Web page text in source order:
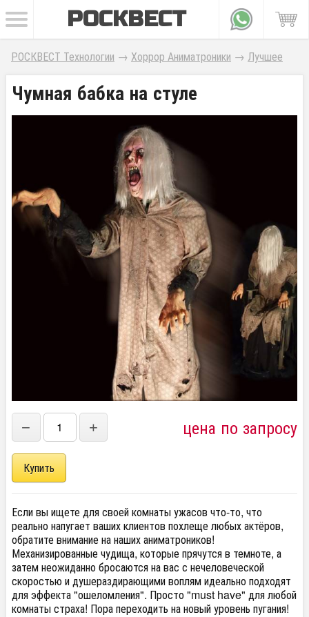
РОСКВЕСТ
РОСКВЕСТ Технологии → Хоррор Аниматроники → Лучшее
Чумная бабка на стуле
− + цена по запросу
Если вы ищете для своей комнаты ужасов что-то, что
реально напугает ваших клиентов похлеще любых актёров,
обратите внимание на наших аниматроников!
Механизированные чудища, которые прячутся в темноте, а
затем неожиданно бросаются на вас с нечеловеческой
скоростью и душераздирающими воплям идеально подходят
для эффекта "ошеломления". Просто "must have" для любой
комнаты страха! Пора переходить на новый уровень пугания!